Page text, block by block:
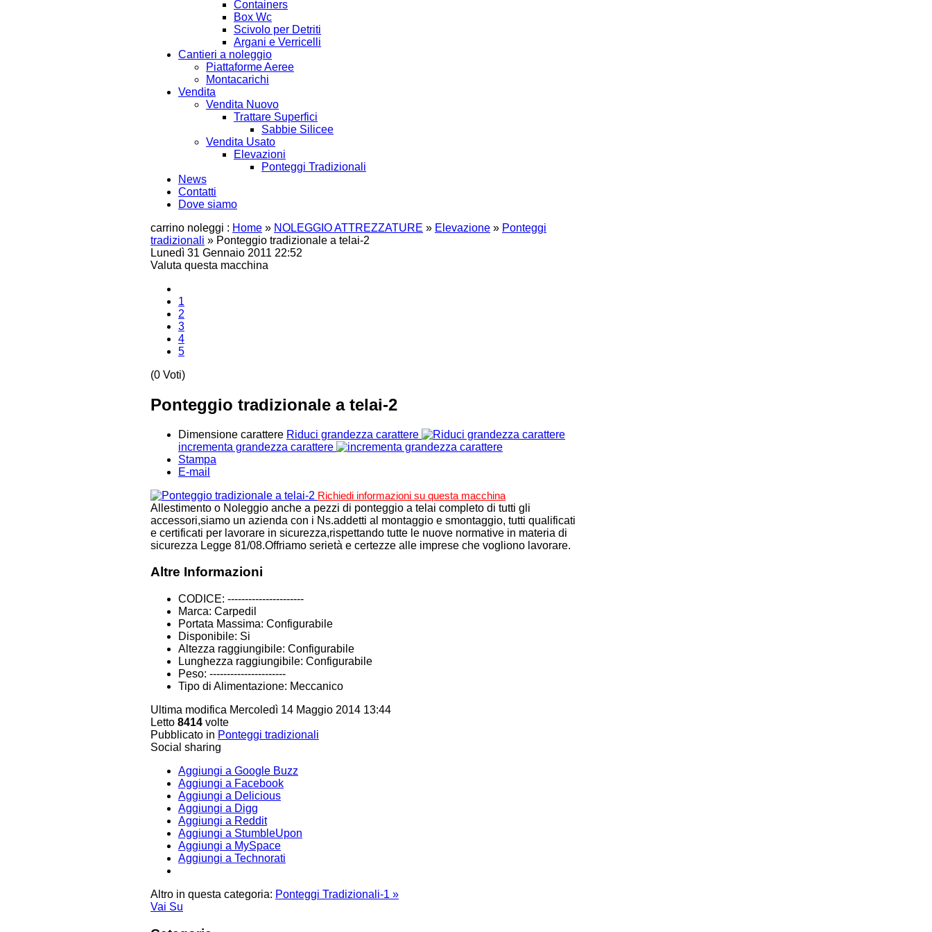
Containers
Box Wc
Scivolo per Detriti
Argani e Verricelli
Cantieri a noleggio
Piattaforme Aeree
Montacarichi
Vendita
Vendita Nuovo
Trattare Superfici
Sabbie Silicee
Vendita Usato
Elevazioni
Ponteggi Tradizionali
News
Contatti
Dove siamo
carrino noleggi : Home » NOLEGGIO ATTREZZATURE » Elevazione » Ponteggi
tradizionali » Ponteggio tradizionale a telai-2
Lunedì 31 Gennaio 2011 22:52
Valuta questa macchina
1
2
3
4
5
(0 Voti)
Ponteggio tradizionale a telai-2
Dimensione carattere Riduci grandezza carattere
incrementa grandezza carattere
Stampa
E-mail
Richiedi informazioni su questa macchina
Allestimento o Noleggio anche a pezzi di ponteggio a telai completo di tutti gli
accessori,siamo un azienda con i Ns.addetti al montaggio e smontaggio, tutti qualificati
e certificati per lavorare in sicurezza,rispettando tutte le nuove normative in materia di
sicurezza Legge 81/08.Offriamo serietà e certezze alle imprese che vogliono lavorare.
Altre Informazioni
CODICE: ----------------------
Marca: Carpedil
Portata Massima: Configurabile
Disponibile: Si
Altezza raggiungibile: Configurabile
Lunghezza raggiungibile: Configurabile
Peso: ----------------------
Tipo di Alimentazione: Meccanico
Ultima modifica Mercoledì 14 Maggio 2014 13:44
Letto 8414 volte
Pubblicato in Ponteggi tradizionali
Social sharing
Aggiungi a Google Buzz
Aggiungi a Facebook
Aggiungi a Delicious
Aggiungi a Digg
Aggiungi a Reddit
Aggiungi a StumbleUpon
Aggiungi a MySpace
Aggiungi a Technorati
Altro in questa categoria: Ponteggi Tradizionali-1 »
Vai Su